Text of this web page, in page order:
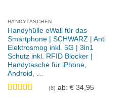
HANDYTASCHEN
Handyhülle eWall für das
Smartphone | SCHWARZ | Anti
Elektrosmog inkl. 5G | 3in1
Schutz inkl. RFID Blocker |
Handytasche für iPhone,
Android, …
(8) ab: €34,95